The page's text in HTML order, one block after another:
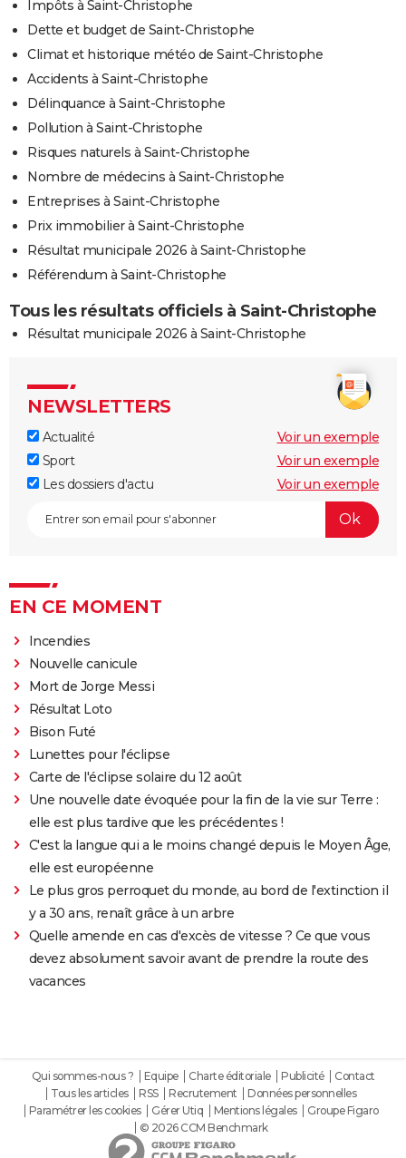
Impôts à Saint-Christophe
Dette et budget de Saint-Christophe
Climat et historique météo de Saint-Christophe
Accidents à Saint-Christophe
Délinquance à Saint-Christophe
Pollution à Saint-Christophe
Risques naturels à Saint-Christophe
Nombre de médecins à Saint-Christophe
Entreprises à Saint-Christophe
Prix immobilier à Saint-Christophe
Résultat municipale 2026 à Saint-Christophe
Référendum à Saint-Christophe
Tous les résultats officiels à Saint-Christophe
Résultat municipale 2026 à Saint-Christophe
NEWSLETTERS
Actualité
Voir un exemple
Sport
Voir un exemple
Les dossiers d'actu
Voir un exemple
EN CE MOMENT
Incendies
Nouvelle canicule
Mort de Jorge Messi
Résultat Loto
Bison Futé
Lunettes pour l'éclipse
Carte de l'éclipse solaire du 12 août
Une nouvelle date évoquée pour la fin de la vie sur Terre :
elle est plus tardive que les précédentes !
C'est la langue qui a le moins changé depuis le Moyen Âge,
elle est européenne
Le plus gros perroquet du monde, au bord de l'extinction il
y a 30 ans, renaît grâce à un arbre
Quelle amende en cas d'excès de vitesse ? Ce que vous
devez absolument savoir avant de prendre la route des
vacances
Qui sommes-nous ? Equipe Charte éditoriale Publicité
Contact
Tous les articles
RSS Recrutement
Données personnelles
Paramétrer les cookies
Gérer Utiq Mentions légales
Groupe Figaro
© 2026 CCM Benchmark